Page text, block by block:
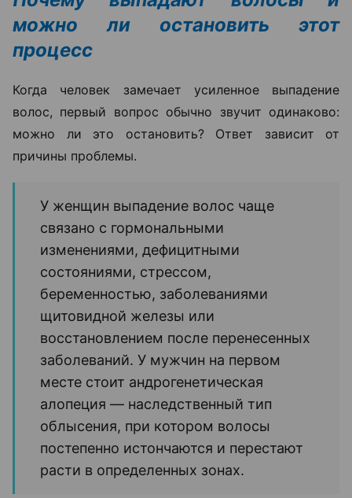
можно ли остановить этот
процесс
Когда человек замечает усиленное выпадение
волос, первый вопрос обычно звучит одинаково:
можно ли это остановить? Ответ зависит от
причины проблемы.
У женщин выпадение волос чаще
связано с гормональными
изменениями, дефицитными
состояниями, стрессом,
беременностью, заболеваниями
щитовидной железы или
восстановлением после перенесенных
заболеваний. У мужчин на первом
месте стоит андрогенетическая
алопеция — наследственный тип
облысения, при котором волосы
постепенно истончаются и перестают
расти в определенных зонах.